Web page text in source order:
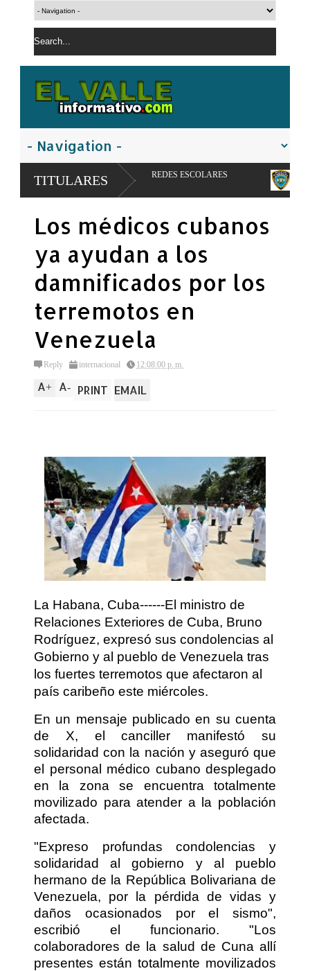
TITULARES
Y REDES ESCOLARES
PN apresa hombre con orden
Los médicos cubanos
ya ayudan a los
damnificados por los
terremotos en
Venezuela
Reply internacional 12:08:00 p. m.
A+ A- PRINT EMAIL
La Habana, Cuba------El ministro de
Relaciones Exteriores de Cuba, Bruno
Rodríguez, expresó sus condolencias al
Gobierno y al pueblo de Venezuela tras
los fuertes terremotos que afectaron al
país caribeño este miércoles.
En un mensaje publicado en su cuenta
de X, el canciller manifestó su
solidaridad con la nación y aseguró que
el personal médico cubano desplegado
en la zona se encuentra totalmente
movilizado para atender a la población
afectada.
"Expreso profundas condolencias y
solidaridad al gobierno y al pueblo
hermano de la República Bolivariana de
Venezuela, por la pérdida de vidas y
daños ocasionados por el sismo",
escribió el funcionario. "Los
colaboradores de la salud de Cuna allí
presentes están totalmente movilizados